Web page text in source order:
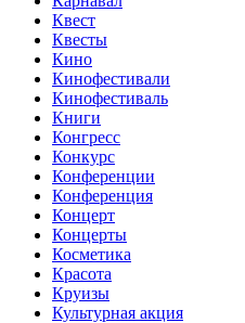
Квест
Квесты
Кино
Кинофестивали
Кинофестиваль
Книги
Конгресс
Конкурс
Конференции
Конференция
Концерт
Концерты
Косметика
Красота
Круизы
Культурная акция